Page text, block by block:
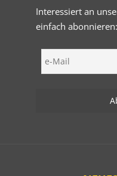
Interessiert an
einfach abonnieren: